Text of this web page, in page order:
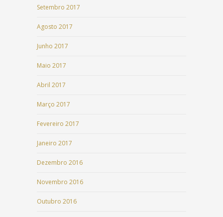
Setembro 2017
Agosto 2017
Junho 2017
Maio 2017
Abril 2017
Março 2017
Fevereiro 2017
Janeiro 2017
Dezembro 2016
Novembro 2016
Outubro 2016